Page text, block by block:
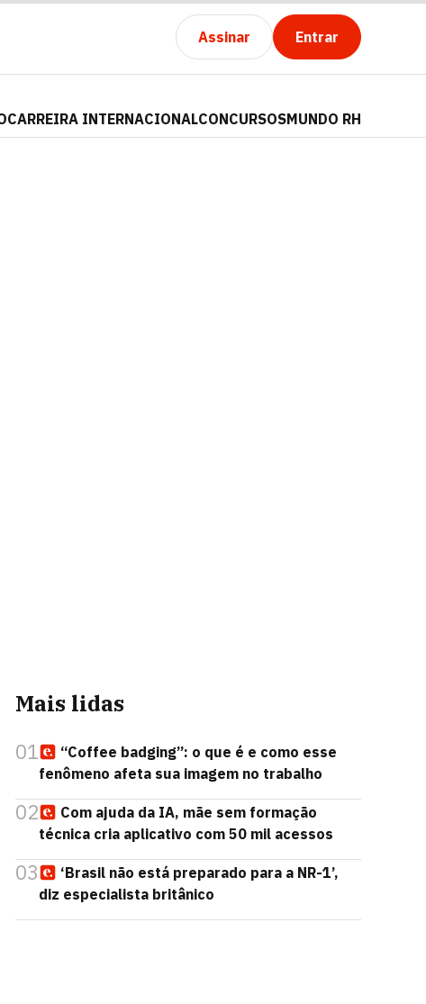
Assinar Entrar
CARREIRA INTERNACIONALCONCURSOSMUNDO RH
Mais lidas
01
“Coffee badging”: o que é e como esse
fenômeno afeta sua imagem no trabalho
02
Com ajuda da IA, mãe sem formação
técnica cria aplicativo com 50 mil acessos
03
‘Brasil não está preparado para a NR-1’,
diz especialista britânico